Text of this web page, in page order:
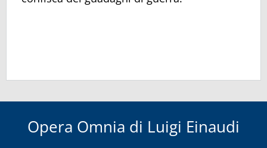
Opera Omnia di Luigi Einaudi